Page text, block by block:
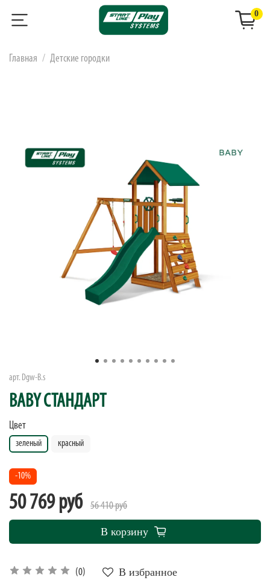
0
Главная Детские городки
арт. Dgw-B.s
BABY СТАНДАРТ
(0) В избранное
Цвет
зеленый красный
-10%
50 769 руб 56 410 руб
В корзину